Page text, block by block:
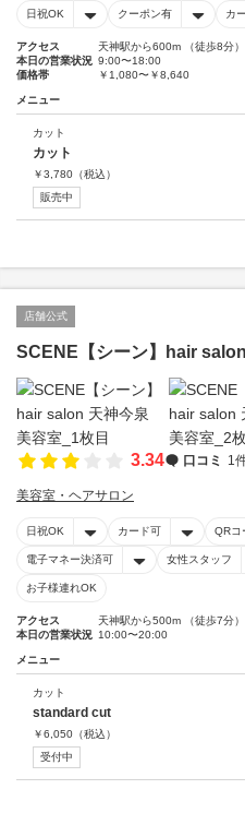
日祝OK クーポン有 カ
アクセス
天神駅から600m （徒歩8分）
本日の営業状況 9:00〜18:00
価格帯
￥1,080〜￥8,640
メニュー
カット
カット
￥3,780 （税込）
販売中
店舗公式
SCENE【シーン】hair
3.34 口コミ 1
美容室・ヘアサロン
日祝OK カード可 QRコ
電子マネー決済可 女性スタッフ
お子様連れOK
アクセス
天神駅から500m （徒歩7分）
本日の営業状況 10:00〜20:00
メニュー
カット
standard cut
￥6,050 （税込）
受付中